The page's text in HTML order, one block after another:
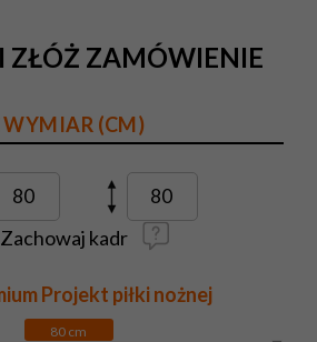
Projekt piłki nożnej
80 cm
ZŁÓŻ ZAMÓWIENIE
WYMIAR (CM)
Zachowaj kadr